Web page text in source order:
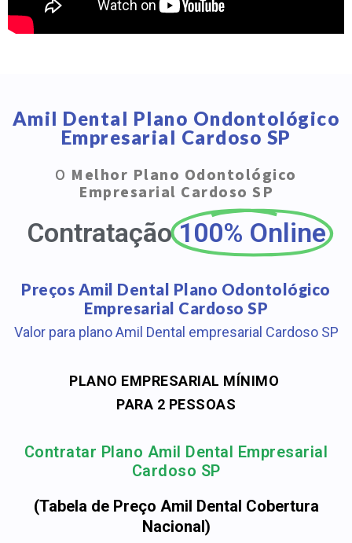
Amil Dental Plano Ondontológico
Empresarial Cardoso SP
O Melhor Plano Odontológico
Empresarial Cardoso SP
Contratação 100% Online
Preços Amil Dental Plano Odontológico
Empresarial Cardoso SP
Valor para plano Amil Dental empresarial Cardoso SP
PLANO EMPRESARIAL MÍNIMO
PARA 2 PESSOAS
Contratar Plano Amil Dental Empresarial
Cardoso SP
(Tabela de Preço Amil Dental Cobertura
Nacional)